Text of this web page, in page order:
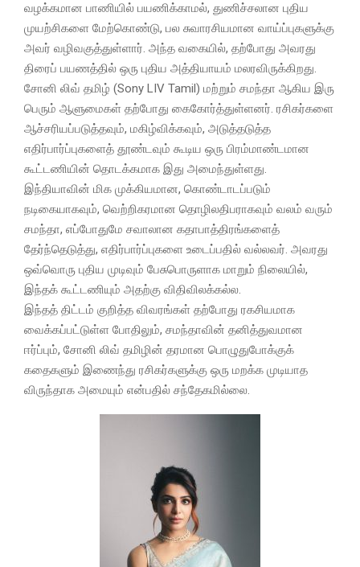
வழக்கமான பாணியில் பயணிக்காமல், துணிச்சலான புதிய
முயற்சிகளை மேற்கொண்டு, பல சுவாரசியமான வாய்ப்புகளுக்கு
அவர் வழிவகுத்துள்ளார். அந்த வகையில், தற்போது அவரது
திரைப் பயணத்தில் ஒரு புதிய அத்தியாயம் மலரவிருக்கிறது.
சோனி லிவ் தமிழ் (Sony LIV Tamil) மற்றும் சமந்தா ஆகிய இரு
பெரும் ஆளுமைகள் தற்போது கைகோர்த்துள்ளனர். ரசிகர்களை
ஆச்சரியப்படுத்தவும், மகிழ்விக்கவும், அடுத்தடுத்த
எதிர்பார்ப்புகளைத் தூண்டவும் கூடிய ஒரு பிரம்மாண்டமான
கூட்டணியின் தொடக்கமாக இது அமைந்துள்ளது.
இந்தியாவின் மிக முக்கியமான, கொண்டாடப்படும்
நடிகையாகவும், வெற்றிகரமான தொழிலதிபராகவும் வலம் வரும்
சமந்தா, எப்போதுமே சவாலான கதாபாத்திரங்களைத்
தேர்ந்தெடுத்து, எதிர்பார்ப்புகளை உடைப்பதில் வல்லவர். அவரது
ஒவ்வொரு புதிய முடிவும் பேசுபொருளாக மாறும் நிலையில்,
இந்தக் கூட்டணியும் அதற்கு விதிவிலக்கல்ல.
இந்தத் திட்டம் குறித்த விவரங்கள் தற்போது ரகசியமாக
வைக்கப்பட்டுள்ள போதிலும், சமந்தாவின் தனித்துவமான
ஈர்ப்பும், சோனி லிவ் தமிழின் தரமான பொழுதுபோக்குக்
கதைகளும் இணைந்து ரசிகர்களுக்கு ஒரு மறக்க முடியாத
விருந்தாக அமையும் என்பதில் சந்தேகமில்லை.